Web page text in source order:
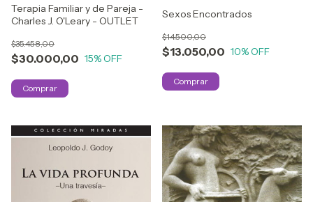
Terapia Familiar y de Pareja -
Charles J. O'Leary - OUTLET
$30.000,00
$35.458,00
15% OFF
Sexos Encontrados
$13.050,00
$14.500,00
10% OFF